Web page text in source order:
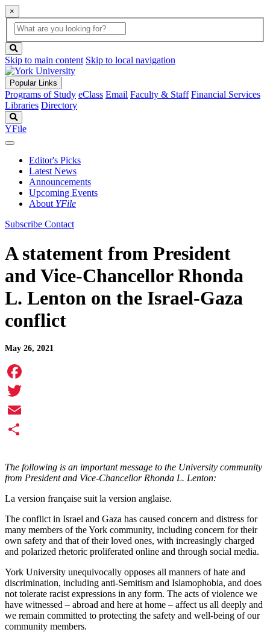
×
Global
Search
search
box
button
Skip to main content Skip to local navigation
Popular Links
Programs of Study eClass Email Faculty & Staff Financial Services
Libraries Directory
YFile
Editor's Picks
Latest News
Announcements
Upcoming Events
About YFile
Subscribe Contact
A statement from President
and Vice-Chancellor Rhonda
L. Lenton on the Israel-Gaza
conflict
May 26, 2021
Facebook
Twitter
Email
The following is an important message to the University community
from President and Vice-Chancellor Rhonda L. Lenton:
La version française suit la version anglaise.
The conflict in Israel and Gaza has caused concern and distress for
many members of the York community, including concern for their
own safety and that of their loved ones, with increasingly charged
and polarized rhetoric proliferated online and through social media.
York University unequivocally opposes all manners of hate and
discrimination, including anti-Semitism and Islamophobia, and does
not tolerate racist expressions in any form. The acts of violence we
have witnessed – abroad and here at home – affect us all deeply and
we remain committed to protecting the safety and well-being of our
community members.